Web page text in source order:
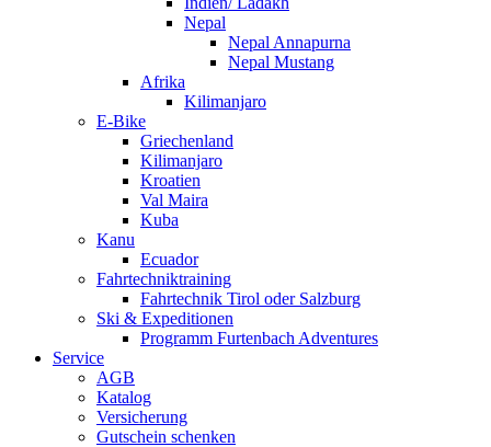
Nepal
Nepal Annapurna
Nepal Mustang
Afrika
Kilimanjaro
E-Bike
Griechenland
Kilimanjaro
Kroatien
Val Maira
Kuba
Kanu
Ecuador
Fahrtechniktraining
Fahrtechnik Tirol oder Salzburg
Ski & Expeditionen
Programm Furtenbach Adventures
Service
AGB
Katalog
Versicherung
Gutschein schenken